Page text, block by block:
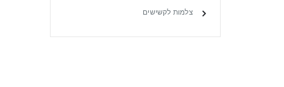
צלמות לקשישים